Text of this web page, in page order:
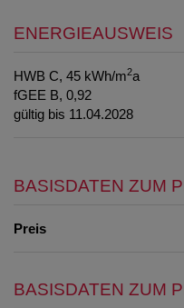
ENERGIEAUSWEIS
HWB C, 45 kWh/m2a
fGEE B, 0,92
gültig bis 11.04.2028
BASISDATEN ZUM
Preis
BASISDATEN ZUM